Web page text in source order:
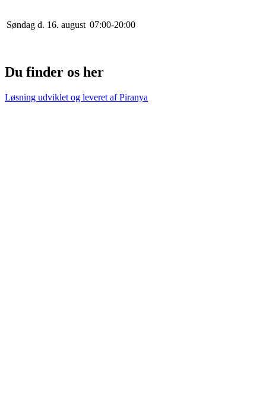
Søndag d. 16. august 07:00-20:00
Du finder os her
Løsning udviklet og leveret afPiranya